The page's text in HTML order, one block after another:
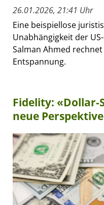
26.01.2026, 21:41 Uhr
Eine beispiellose
Unabhängigkeit der
Salman Ahmed
Entspannung.
Fidelity:
neue